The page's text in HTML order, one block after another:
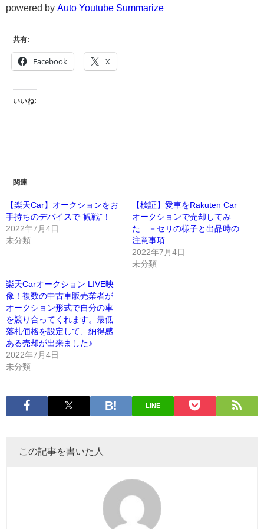
powered by Auto Youtube Summarize
共有:
Facebook X
いいね:
関連
【楽天Car】オークションをお
手持ちのデバイスで”観戦”！
2022年7月4日
未分類
【検証】愛車をRakuten Car
オークションで売却してみ
た －セリの様子と出品時の
注意事項
2022年7月4日
未分類
楽天Carオークション LIVE映
像！複数の中古車販売業者が
オークション形式で自分の車
を競り合ってくれます。最低
落札価格を設定して、納得感
ある売却が出来ました♪
2022年7月4日
未分類
LINE
この記事を書いた人